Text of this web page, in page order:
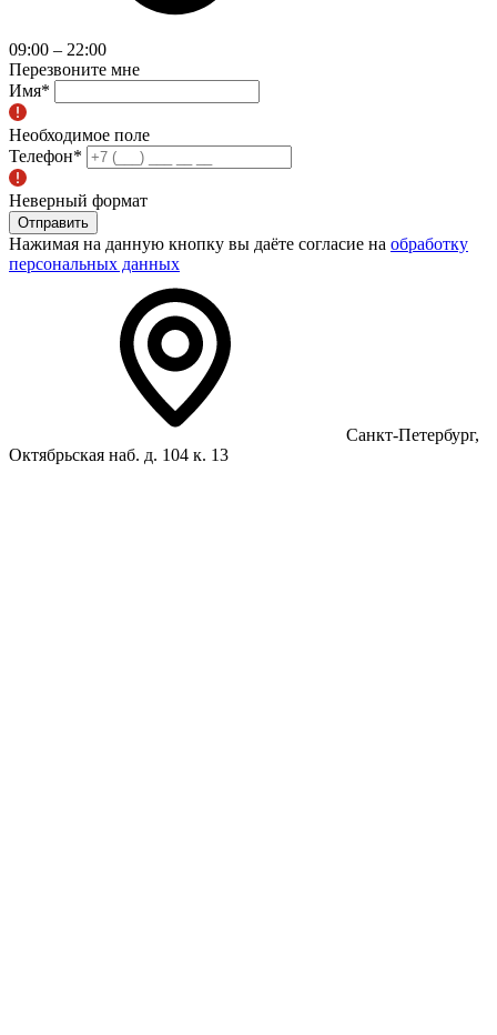
09:00 – 22:00
Перезвоните мне
Имя*
Необходимое поле
Телефон*
Неверный формат
Отправить
Нажимая на данную кнопку вы даёте согласие на обработку
персональных данных
Санкт-Петербург,
Октябрьская наб. д. 104 к. 13